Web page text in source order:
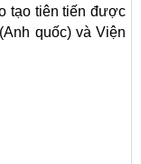
tạo tiên tiến được
quốc) và Viện